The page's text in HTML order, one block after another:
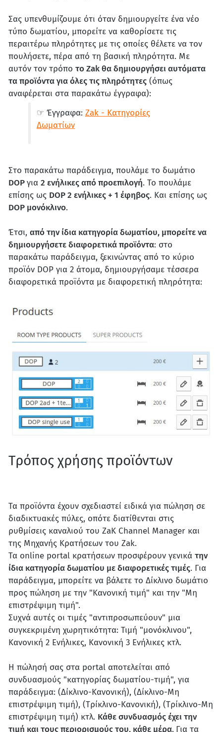
Σας υπενθυμίζουμε ότι όταν δημιουργείτε ένα νέο
τύπο δωματίου, μπορείτε να καθορίσετε τις
περαιτέρω πληρότητες με τις οποίες θέλετε να τον
πουλήσετε, πέρα από τη βασική πληρότητα. Με
αυτόν τον τρόπο το Zak θα δημιουργήσει αυτόματα
τα προϊόντα για όλες τις πληρότητες (όπως
αναφέρεται στα παρακάτω έγγραφα):
☞ Έγγραφα: Zak - Κατηγορίες
Δωματίων
Στο παρακάτω παράδειγμα, πουλάμε το δωμάτιο
DOPγια 2 ενήλικες από προεπιλογή. Το πουλάμε
επίσης ως DOP 2 ενήλικες + 1 έφηβος. Και επίσης ως
DOP μονόκλινο.
Έτσι, από την ίδια κατηγορία δωματίου, μπορείτε να
δημιουργήσετε διαφορετικά προϊόντα: στο
παρακάτω παράδειγμα, ξεκινώντας από το κύριο
προϊόν DOP για 2 άτομα, δημιουργήσαμε τέσσερα
διαφορετικά προϊόντα με διαφορετική πληρότητα:
Τρόπος χρήσης προϊόντων
Τα προϊόντα έχουν σχεδιαστεί ειδικά για πώληση σε
διαδικτυακές πύλες, οπότε διατίθενται στις
ρυθμίσεις καναλιού του ZaK Channel Manager και
της Μηχανής Κρατήσεων του Zak.
Τα online portal κρατήσεων προσφέρουν γενικά την
ίδια κατηγορία δωματίου με διαφορετικές τιμές. Για
παράδειγμα, μπορείτε να βάλετε το Δίκλινο δωμάτιο
προς πώληση με την "Κανονική τιμή" και την "Μη
επιστρέψιμη τιμή".
Συχνά αυτές οι τιμές "αντιπροσωπεύουν" μια
συγκεκριμένη χωρητικότητα: Τιμή "μονόκλινου",
Κανονική 2 Ενήλικες, Κανονική 3 Ενήλικες κτλ.
Η πώλησή σας στα portal αποτελείται από
συνδυασμούς "κατηγορίας δωματίου-τιμή", για
παράδειγμα: (Δίκλινο-Κανονική), (Δίκλινο-Μη
επιστρέψιμη τιμή), (Τρίκλινο-Κανονική), (Τρίκλινο-Μη
επιστρέψιμη τιμή) κτλ. Κάθε συνδυασμός έχει την
τιμή και τους περιορισμούς του, κάθε μέρα. Για τα